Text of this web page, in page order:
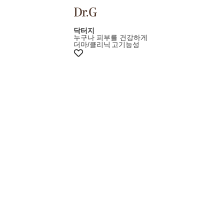
+10%쿠폰
닥터지
누구나 피부를 건강하게
더마/클리닉 고기능성